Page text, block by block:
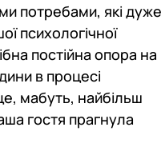
потребами, які дуже
психологічної
постійна опора на
в процесі
мабуть, найбільш
гостя прагнула